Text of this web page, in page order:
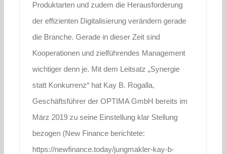
Produktarten und zudem die Herausforderung
der effizienten Digitalisierung verändern gerade
die Branche. Gerade in dieser Zeit sind
Kooperationen und zielführendes Management
wichtiger denn je. Mit dem Leitsatz „Synergie
statt Konkurrenz“ hat Kay B. Rogalla,
Geschäftsführer der OPTIMA GmbH bereits im
März 2019 zu seine Einstellung klar Stellung
bezogen (New Finance berichtete:
https://newfinance.today/jungmakler-kay-b-